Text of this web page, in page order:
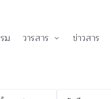
ม วารสาร ข่าวสาร